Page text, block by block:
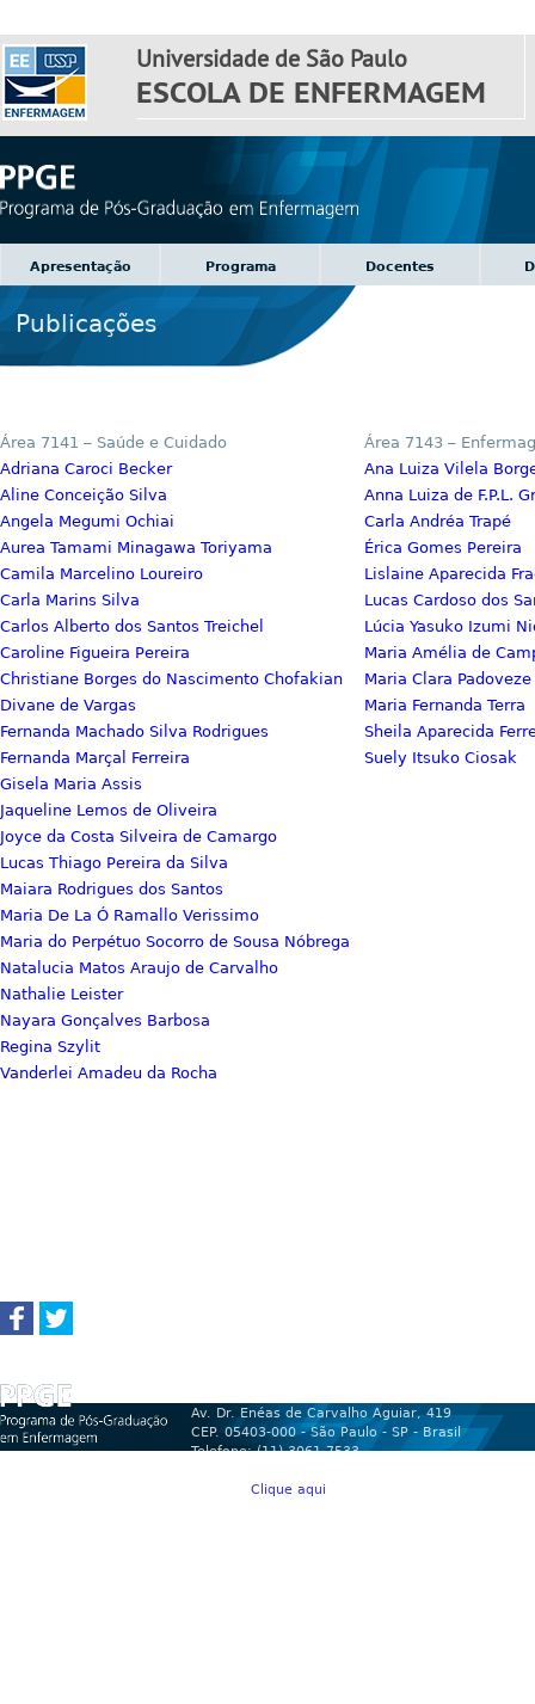
Universidade de São Paulo
ESCOLA DE ENFERMAGEM
Apresentação Programa Docentes
Publicações
Área 7141 – Saúde e Cuidado
Adriana Caroci Becker
Aline Conceição Silva
Angela Megumi Ochiai
Aurea Tamami Minagawa Toriyama
Camila Marcelino Loureiro
Carla Marins Silva
Carlos Alberto dos Santos Treichel
Caroline Figueira Pereira
Christiane Borges do Nascimento Chofakian
Divane de Vargas
Fernanda Machado Silva Rodrigues
Fernanda Marçal Ferreira
Gisela Maria Assis
Jaqueline Lemos de Oliveira
Joyce da Costa Silveira de Camargo
Lucas Thiago Pereira da Silva
Maiara Rodrigues dos Santos
Maria De La Ó Ramallo Verissimo
Maria do Perpétuo Socorro de Sousa Nóbrega
Natalucia Matos Araujo de Carvalho
Nathalie Leister
Nayara Gonçalves Barbosa
Regina Szylit
Vanderlei Amadeu da Rocha
Área 7143 –
Ana Luiza Vilela
Anna Luiza de F.P.L.
Carla Andréa Trapé
Érica Gomes Pereira
Lislaine Aparecida
Lucas Cardoso dos
Lúcia Yasuko Izumi
Maria Amélia de
Maria Clara
Maria Fernanda Terra
Sheila Aparecida
Suely Itsuko Ciosak
Av. Dr. Enéas de Carvalho Aguiar, 419
CEP. 05403-000 - São Paulo - SP - Brasil
Telefone: (11) 3061-7533
Clique aqui